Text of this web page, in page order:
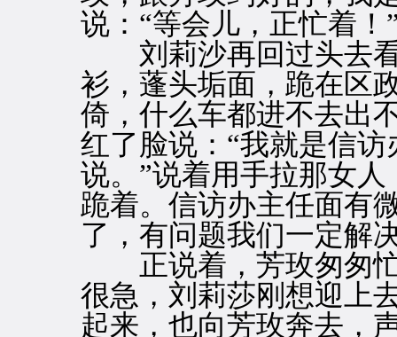
说：“等会儿，正忙着！
刘莉沙再回过头去看
衫，蓬头垢面，跪在区
倚，什么车都进不去出
红了脸说：“我就是信
说。”说着用手拉那女
跪着。信访办主任面有
了，有问题我们一定解
正说着，芳玫匆匆忙
很急，刘莉莎刚想迎上
起来，也向芳玫奔去，